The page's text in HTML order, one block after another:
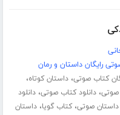
رایگان داستان و رمان
کتاب صوتی،داستان کوتاه،
صوتی،دانلود کتاب صوتی،دانلود
داستان صوتی،کتاب گویا،داستان